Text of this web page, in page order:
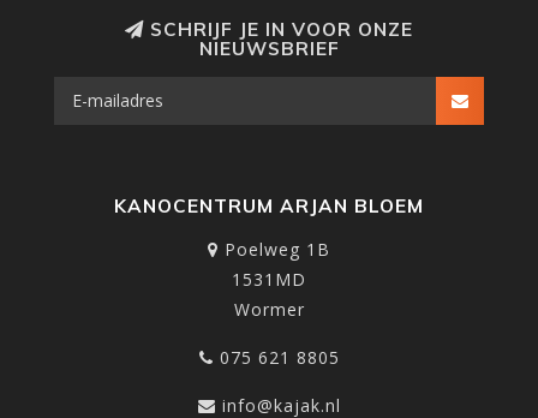
SCHRIJF JE IN VOOR ONZE
NIEUWSBRIEF
KANOCENTRUM ARJAN BLOEM
Poelweg 1B
1531MD
Wormer
075 621 8805
info@kajak.nl